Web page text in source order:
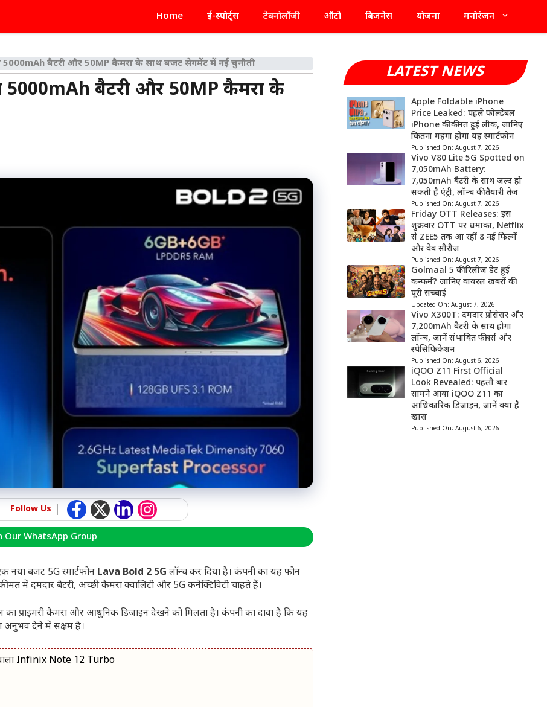
Home ई-स्पोर्ट्स टेक्नोलॉजी ऑटो बिजनेस योजना मनोरंजन
5000mAh बैटरी और 50MP कैमरा के साथ बजट सेगमेंट में नई चुनौती
5000mAh बैटरी और 50MP कैमरा के
Follow Us
Our WhatsApp Group
नया बजट 5G स्मार्टफोन Lava Bold 2 5G लॉन्च कर दिया है। कंपनी का यह फोन
में दमदार बैटरी, अच्छी कैमरा क्वालिटी और 5G कनेक्टिविटी चाहते हैं।
प्राइमरी कैमरा और आधुनिक डिजाइन देखने को मिलता है। कंपनी का दावा है कि यह
अनुभव देने में सक्षम है।
Infinix Note 12 Turbo
LATEST NEWS
Apple Foldable iPhone
Price Leaked: पहले फोल्डेबल
iPhone की कीमत हुई लीक, जानिए
कितना महंगा होगा यह स्मार्टफोन
Published On: August 7, 2026
Vivo V80 Lite 5G Spotted on
7,050mAh Battery:
7,050mAh बैटरी के साथ जल्द हो
सकती है एंट्री, लॉन्च की तैयारी तेज
Published On: August 7, 2026
Friday OTT Releases: इस
शुक्रवार OTT पर धमाका, Netflix
से ZEE5 तक आ रहीं 8 नई फिल्में
और वेब सीरीज
Published On: August 7, 2026
Golmaal 5 की रिलीज डेट हुई
कन्फर्म? जानिए वायरल खबरों की
पूरी सच्चाई
Updated On: August 7, 2026
Vivo X300T: दमदार प्रोसेसर और
7,200mAh बैटरी के साथ होगा
लॉन्च, जानें संभावित फीचर्स और
स्पेसिफिकेशन
Published On: August 6, 2026
iQOO Z11 First Official
Look Revealed: पहली बार
सामने आया iQOO Z11 का
आधिकारिक डिजाइन, जानें क्या है
खास
Published On: August 6, 2026